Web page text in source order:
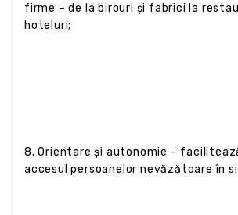
firme – de la birouri și fabrici la
hoteluri;
8. Orientare și autonomie –
accesul persoanelor nevăzătoare în